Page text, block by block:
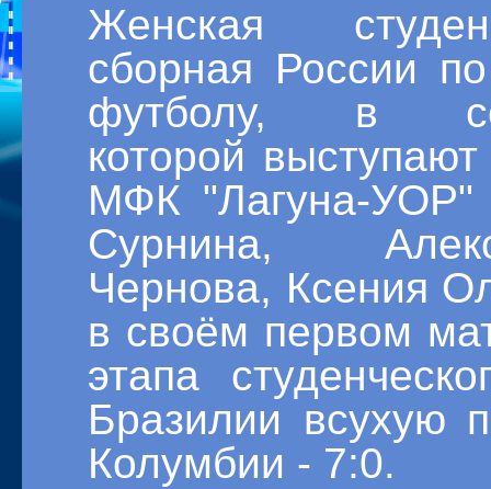
Женская
сборная России
футболу, в
которой выступают
МФК "Лагуна-УОР"
Сурнина,
Чернова, Ксения
в своём первом
этапа
Бразилии всухую
Колумбии - 7:0.